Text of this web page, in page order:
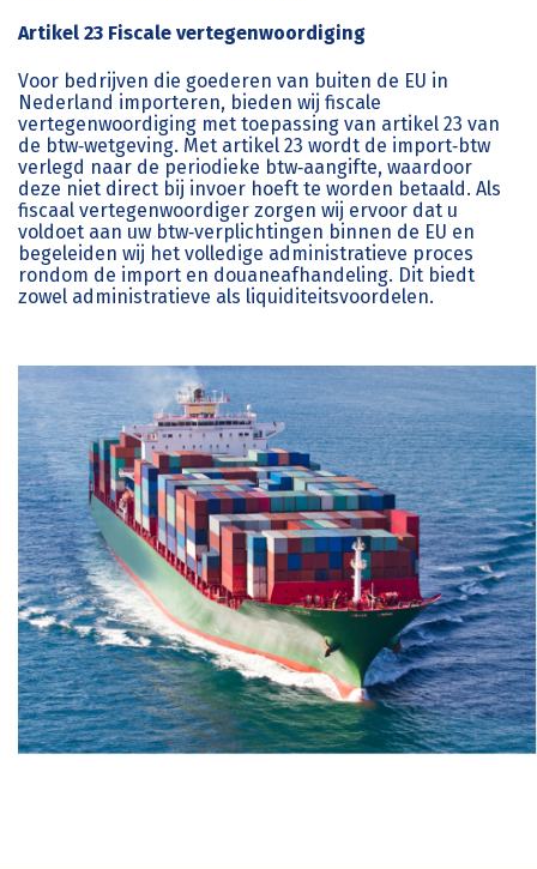
Artikel 23 Fiscale vertegenwoordiging
Voor bedrijven die goederen van buiten de EU in
Nederland importeren, bieden wij fiscale
vertegenwoordiging met toepassing van artikel 23 van
de btw‑wetgeving. Met artikel 23 wordt de import‑btw
verlegd naar de periodieke btw‑aangifte, waardoor
deze niet direct bij invoer hoeft te worden betaald. Als
fiscaal vertegenwoordiger zorgen wij ervoor dat u
voldoet aan uw btw‑verplichtingen binnen de EU en
begeleiden wij het volledige administratieve proces
rondom de import en douaneafhandeling. Dit biedt
zowel administratieve als liquiditeitsvoordelen.